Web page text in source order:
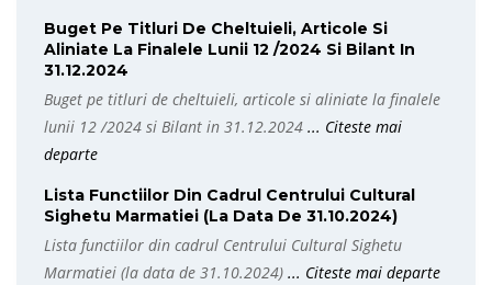
Buget Pe Titluri De Cheltuieli, Articole Si
Aliniate La Finalele Lunii 12 /2024 Si Bilant In
31.12.2024
Buget pe titluri de cheltuieli, articole si aliniate la finalele
lunii 12 /2024 si Bilant in 31.12.2024 ... Citeste mai
departe
Lista Functiilor Din Cadrul Centrului Cultural
Sighetu Marmatiei (La Data De 31.10.2024)
Lista functiilor din cadrul Centrului Cultural Sighetu
Marmatiei (la data de 31.10.2024) ... Citeste mai departe